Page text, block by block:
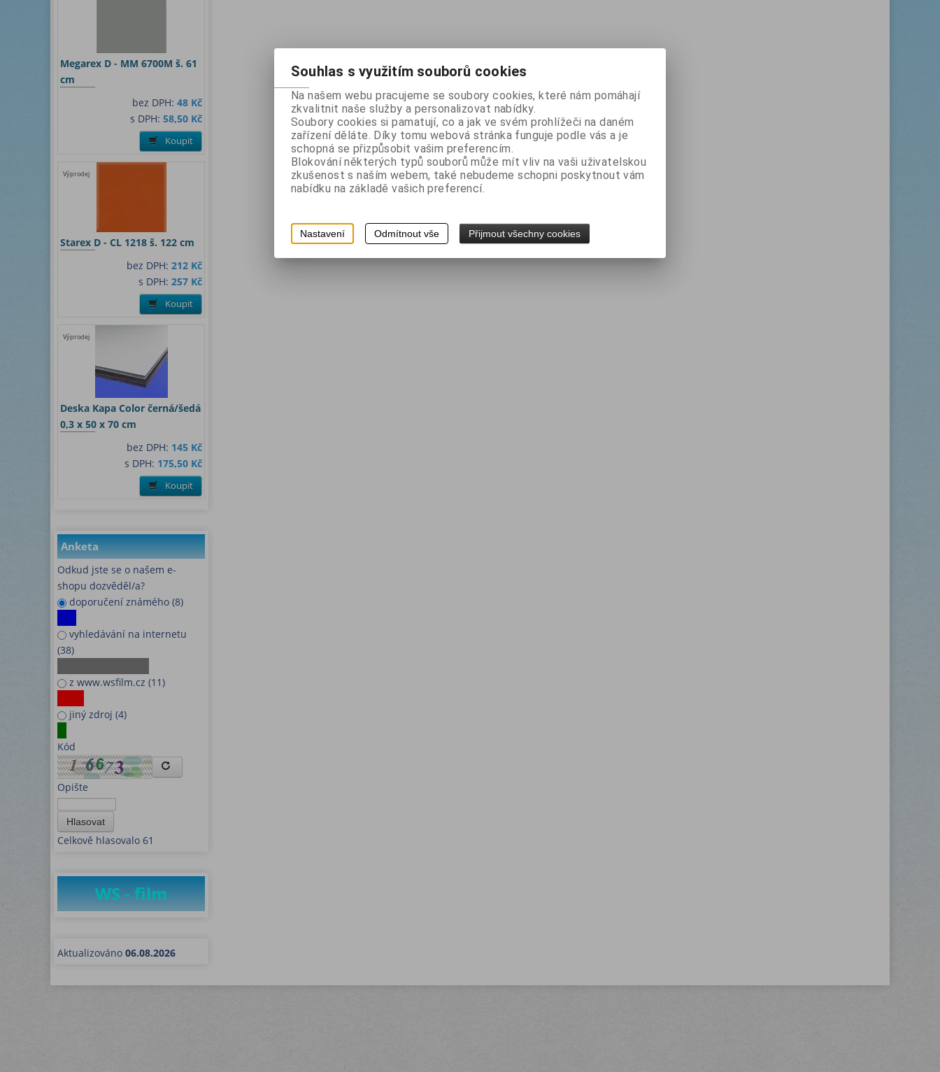
Megarex D - MM 6700M š. 61
cm
bez DPH: 48 Kč
s DPH: 58,50 Kč
Koupit
Výprodej
Starex D - CL 1218 š. 122 cm
bez DPH: 212 Kč
s DPH: 257 Kč
Koupit
Výprodej
Deska Kapa Color černá/šedá
0,3 x 50 x 70 cm
bez DPH: 145 Kč
s DPH: 175,50 Kč
Koupit
Anketa
Odkud jste se o našem e-
shopu dozvěděl/a?
doporučení známého (8)
vyhledávání na internetu
(38)
z www.wsfilm.cz (11)
jiný zdroj (4)
Kód
Opište
Hlasovat
Celkově hlasovalo 61
WS - film
Aktualizováno 06.08.2026
Souhlas s využitím souborů cookies
Na našem webu pracujeme se soubory cookies, které nám pomáhají
zkvalitnit naše služby a personalizovat nabídky.
Soubory cookies si pamatují, co a jak ve svém prohlížeči na daném
zařízení děláte. Díky tomu webová stránka funguje podle vás a je
schopná se přizpůsobit vašim preferencím.
Blokování některých typů souborů může mít vliv na vaši uživatelskou
zkušenost s naším webem, také nebudeme schopni poskytnout vám
nabídku na základě vašich preferencí.
Nastavení Odmítnout vše Přijmout všechny cookies